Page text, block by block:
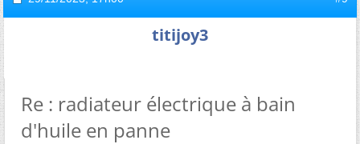
titijoy3
Re : radiateur électrique à bain
d'huile en panne